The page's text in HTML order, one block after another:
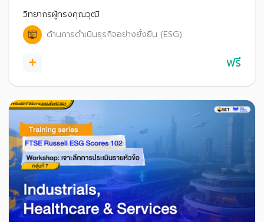
Scores สู่สาธารณะ ตั้งแต่ปี 2569 เป็นต้นไป
วิทยากรผู้ทรงคุณวุฒิ
ด้านการดำเนินธุรกิจอย่างยั่งยืน (ESG)
ฟรี